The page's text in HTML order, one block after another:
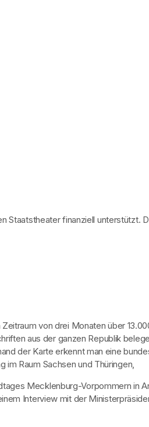
Staatstheater finanziell unterstützt.
von drei Monaten über
aus der ganzen Republik
der Karte erkennt man eine
im Raum Sachsen und Thüringen,
Mecklenburg-Vorpommern in
Interview mit der